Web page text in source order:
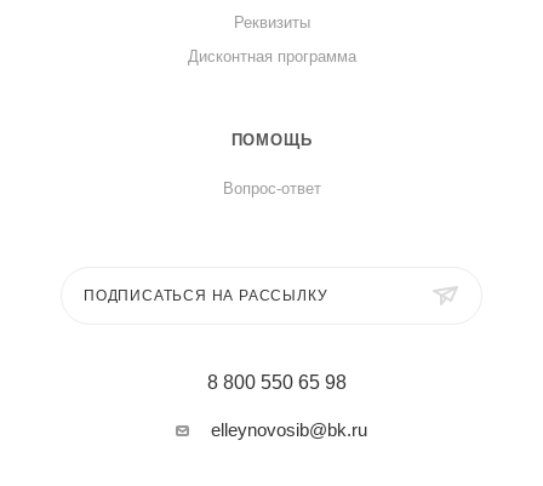
Реквизиты
Дисконтная программа
ПОМОЩЬ
Вопрос-ответ
ПОДПИСАТЬСЯ НА РАССЫЛКУ
8 800 550 65 98
elleynovosib@bk.ru